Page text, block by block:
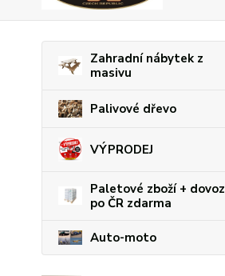
Zahradní nábytek z
masivu
Palivové dřevo
VÝPRODEJ
Paletové zboží + dovoz
po ČR zdarma
Auto-moto